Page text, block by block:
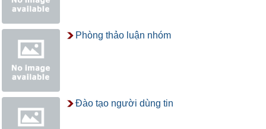
Phòng thảo luận nhóm
Đào tạo người dùng tin